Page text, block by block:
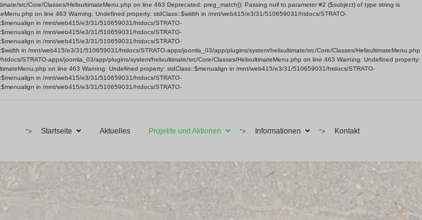
src/Core/Classes/HelixultimateMenu.php on line 463 Deprecated: preg_match(): Passing null to parameter #2 ($subject) of type string is
on line 463 Warning: Undefined property: stdClass::$width in /mnt/web415/e3/31/510659031/htdocs/STRATO-
in /mnt/web415/e3/31/510659031/htdocs/STRATO-
in /mnt/web415/e3/31/510659031/htdocs/STRATO-
in /mnt/web415/e3/31/510659031/htdocs/STRATO-
in /mnt/web415/e3/31/510659031/htdocs/STRATO-apps/joomla_03/app/plugins/system/helixultimate/src/Core/Classes/HelixultimateMenu.php
STRATO-apps/joomla_03/app/plugins/system/helixultimate/src/Core/Classes/HelixultimateMenu.php on line 463 Warning: Undefined property:
on line 463 Warning: Undefined property: stdClass::$menualign in /mnt/web415/e3/31/510659031/htdocs/STRATO-
in /mnt/web415/e3/31/510659031/htdocs/STRATO-
in /mnt/web415/e3/31/510659031/htdocs/STRATO-
"> Startseite Aktuelles Projekte und Aktionen "> Informationen "> Kontakt